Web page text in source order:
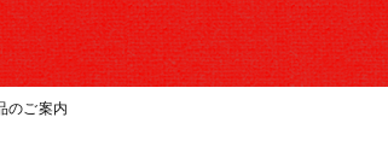
のご案内